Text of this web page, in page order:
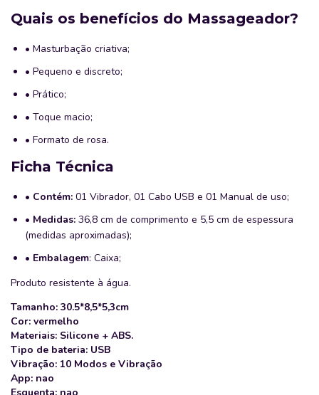
Quais os benefícios do Massageador?
• Masturbação criativa;
• Pequeno e discreto;
• Prático;
• Toque macio;
• Formato de rosa.
Ficha Técnica
• Contém: 01 Vibrador, 01 Cabo USB e 01 Manual de uso;
• Medidas: 36,8 cm de comprimento e 5,5 cm de espessura
(medidas aproximadas);
• Embalagem: Caixa;
Produto resistente à água.
Tamanho: 30.5*8,5*5,3cm
Cor: vermelho
Materiais: Silicone + ABS.
Tipo de bateria: USB
Vibração: 10 Modos e Vibração
App: nao